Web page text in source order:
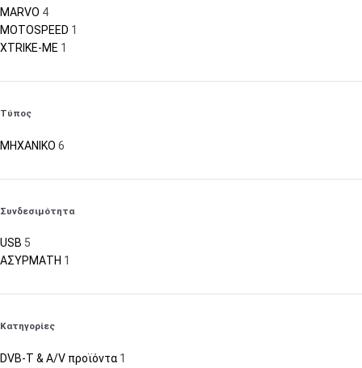
MARVO 4
MOTOSPEED 1
XTRIKE-ME 1
Τύπος
ΜΗΧΑΝΙΚΟ 6
Συνδεσιμότητα
USB 5
ΑΣΥΡΜΑΤΗ 1
Κατηγορίες
DVB-T & A/V προϊόντα 1